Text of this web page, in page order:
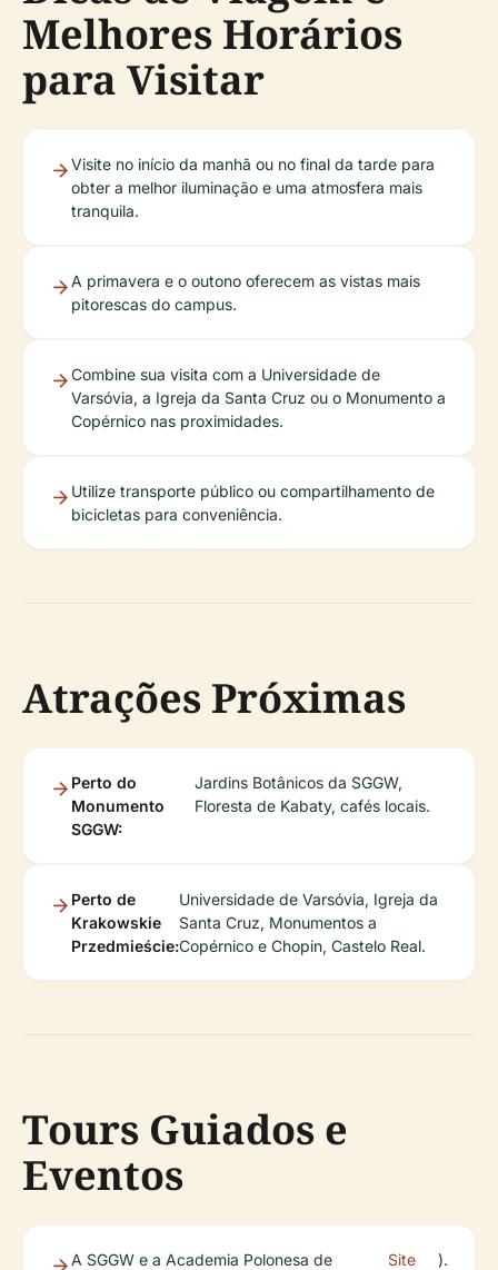
Melhores Horários
para Visitar
Visite no início da manhã ou no final da tarde para
obter a melhor iluminação e uma atmosfera mais
tranquila.
A primavera e o outono oferecem as vistas mais
pitorescas do campus.
Combine sua visita com a Universidade de
Varsóvia, a Igreja da Santa Cruz ou o Monumento a
Copérnico nas proximidades.
Utilize transporte público ou compartilhamento de
bicicletas para conveniência.
Atrações Próximas
Perto do
Monumento
SGGW:
Jardins Botânicos da SGGW,
Floresta de Kabaty, cafés locais.
Perto de
Krakowskie
Przedmieście:
Universidade de Varsóvia, Igreja da
Santa Cruz, Monumentos a
Copérnico e Chopin, Castelo Real.
Tours Guiados e
Eventos
A SGGW e a Academia Polonesa de
Site
).